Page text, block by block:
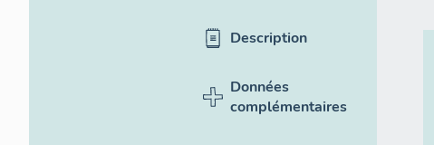
Description
Données
complémentaires